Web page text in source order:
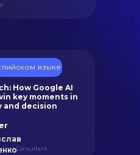
Consultant
How Google AI
key moments in
and decision
языке